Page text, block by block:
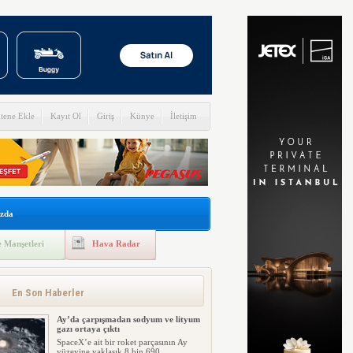
Ekle Kayıt Ol Giriş Künye İletişim
Manşetleri Hava Radar
En Son Haberler
Ay’da çarpışmadan sodyum ve lityum
gazı ortaya çıktı
SpaceX’e ait bir roket parçasının Ay